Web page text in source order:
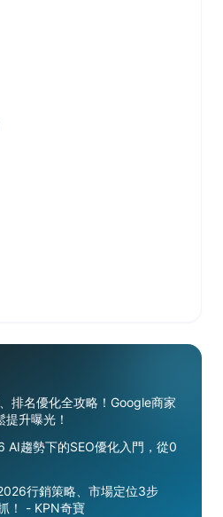
排名優化全攻略！Google商家
升曝光！
AI趨勢下的SEO優化入門，從0
行銷策略、市場定位3步
！ - KPN奇寶